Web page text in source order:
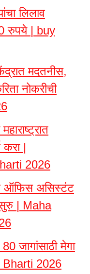
लिलाव
रुपये | buy
मदतनीस,
नोकरीची
|
2026
ऑफिस असिस्टंट
सुरु | Maha
जागांसाठी मेगा
2026